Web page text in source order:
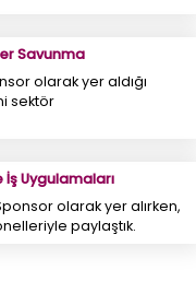
Savunma
olarak yer aldığı
sektör
İş Uygulamaları
olarak yer alırken,
paylaştık.